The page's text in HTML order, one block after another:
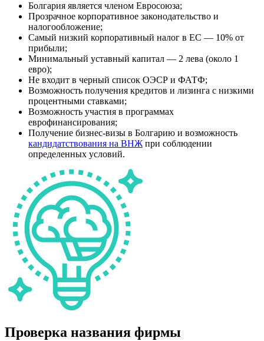
Болгария является членом Евросоюза;
Прозрачное корпоративное законодательство и
налогообложение;
Самый низкий корпоративный налог в ЕС — 10% от
прибыли;
Минимальный уставный капитал — 2 лева (около 1
евро);
Не входит в черный список ОЭСР и ФАТФ;
Возможность получения кредитов и лизинга с низкими
процентными ставками;
Возможность участия в программах
еврофинансирования;
Получение бизнес-визы в Болгарию и возможность
кандидатствования на ВНЖпри соблюдении
определенных условий.
Проверка названия фирмы